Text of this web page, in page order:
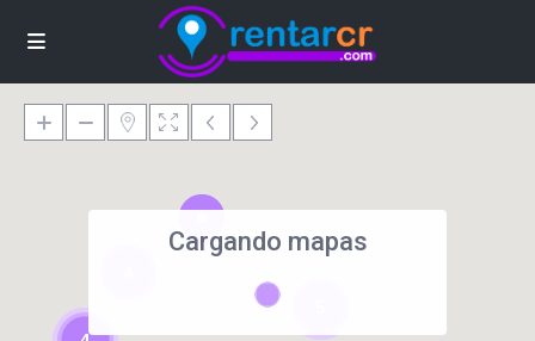
Cargando mapas